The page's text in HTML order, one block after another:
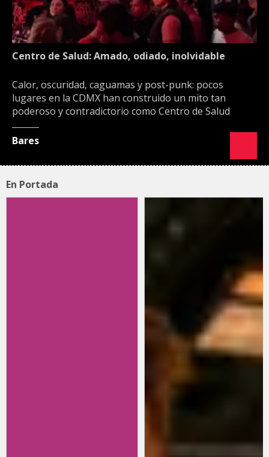
Centro de Salud: Amado, odiado, inolvidable
Calor, oscuridad, caguamas y post-punk: pocos
lugares en la CDMX han construido un mito tan
poderoso y contradictorio como Centro de Salud
Bares
En Portada